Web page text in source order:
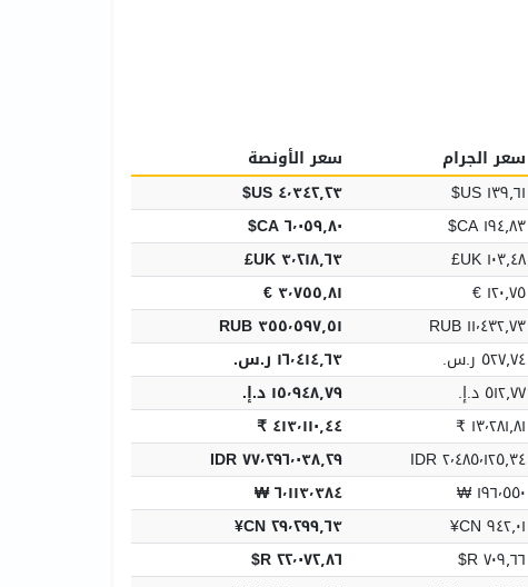
سعر الجرام
سعر الأونصة
١٣٩٫٦١ US$
٤٬٣٤٢٫٢٣ US$
١٩٤٫٨٣ CA$
٦٬٠٥٩٫٨٠ CA$
١٠٣٫٤٨ UK£
٣٬٢١٨٫٦٣ UK£
١٢٠٫٧٥ €
٣٬٧٥٥٫٨١ €
١١٬٤٣٢٫٧٣ RUB
٣٥٥٬٥٩٧٫٥١ RUB
٥٢٧٫٧٤ ر.س.‏
١٦٬٤١٤٫٦٣ ر.س.‏
٥١٢٫٧٧ د.إ.‏
١٥٬٩٤٨٫٧٩ د.إ.‏
١٣٬٢٨١٫٨١ ₹
٤١٣٬١١٠٫٤٤ ₹
٢٬٤٨٥٬١٢٥٫٣٤ IDR
٧٧٬٢٩٦٬٠٣٨٫٢٩ IDR
١٩٦٬٥٥٠ ₩
٦٬١١٣٬٣٨٤ ₩
٩٤٢٫٠١ CN¥
٢٩٬٢٩٩٫٦٣ CN¥
٧٠٩٫٦٦ R$
٢٢٬٠٧٢٫٨٦ R$